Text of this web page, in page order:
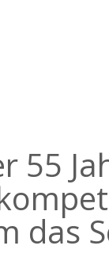
55
das